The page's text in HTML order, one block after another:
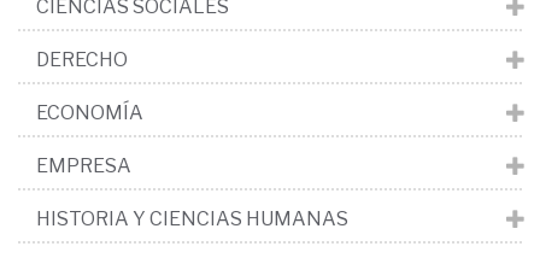
CIENCIAS SOCIALES
DERECHO
ECONOMÍA
EMPRESA
HISTORIA Y CIENCIAS HUMANAS